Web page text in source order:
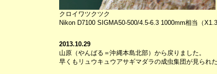
クロイワツクツク
Nikon D7100 SIGMA50-500/4.5-6.3 1000mm相当（
2013.10.29
山原（やんばる＝沖縄本島北部）から戻りました。
早くもリュウキュウアサギマダラの成虫集団が見られ